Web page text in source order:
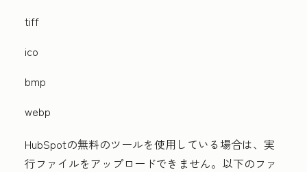
tiff
ico
bmp
webp
HubSpotの無料のツールを使用している場合は、実
行ファイルをアップロードできません。以下のファ